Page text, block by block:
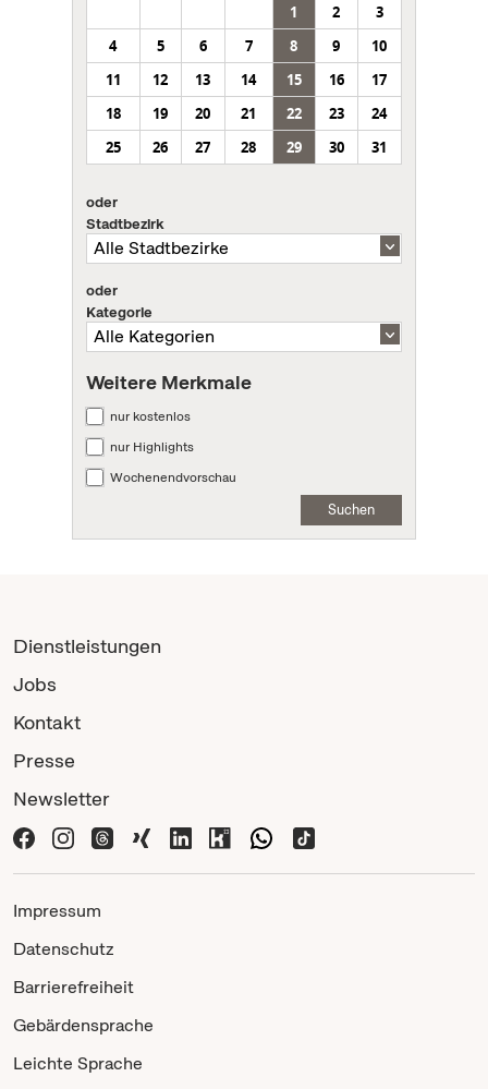
1
2
3
4
5 6 7 8 9
10
11
12 13 14 15 16
17
18
19 20 21 22 23
24
25
26 27 28 29 30 31
oder
Stadtbezirk
oder
Kategorie
Weitere Merkmale
nur kostenlos
nur Highlights
Wochenendvorschau
Suchen
Dienstleistungen
Jobs
Kontakt
Presse
Newsletter
Impressum
Datenschutz
Barrierefreiheit
Gebärdensprache
Leichte Sprache